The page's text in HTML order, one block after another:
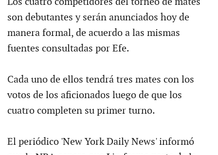
son debutantes y serán anunciados hoy de
manera formal, de acuerdo a las mismas
fuentes consultadas por Efe.
Cada uno de ellos tendrá tres mates con los
votos de los aficionados luego de que los
cuatro completen su primer turno.
El periódico 'New York Daily News' informó